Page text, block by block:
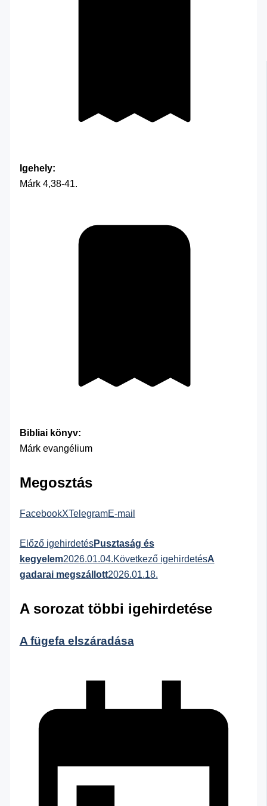
Igehely:
Márk 4,38-41.
Bibliai könyv:
Márk evangélium
Megosztás
FacebookXTelegramE-mail
Előző igehirdetésPusztaság és
kegyelem2026.01.04.Következő igehirdetésA
gadarai megszállott2026.01.18.
A sorozat többi igehirdetése
A fügefa elszáradása